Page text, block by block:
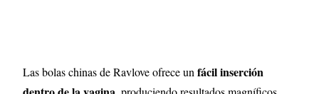
Las bolas chinas de Ravlove ofrece unfácil inserción